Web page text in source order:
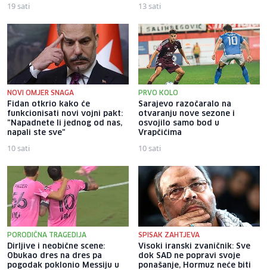
19 sati 13 sati
NOVI OMJER SNAGA
Fidan otkrio kako će
funkcionisati novi vojni pakt:
"Napadnete li jednog od nas,
napali ste sve"
10 sati
PRVO KOLO
Sarajevo razočaralo na
otvaranju nove sezone i
osvojilo samo bod u
Vrapčićima
10 sati
PORODIČNA TRAGEDIJA
Dirljive i neobične scene:
Obukao dres na dres pa
pogodak poklonio Messiju u
SPISAK ZAHTJEVA
Visoki iranski zvaničnik: Sve
dok SAD ne popravi svoje
ponašanje, Hormuz neće biti